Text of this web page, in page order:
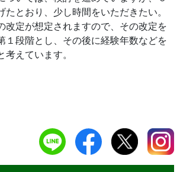
たとおり、少し時間をいただきたい。
改定が想定されますので、その改定を
１段階とし、その後に経験年数などを
考えています。